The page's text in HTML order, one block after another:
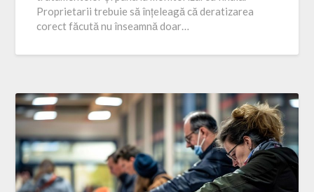
Proprietarii trebuie să înțeleagă că deratizarea
corect făcută nu înseamnă doar…